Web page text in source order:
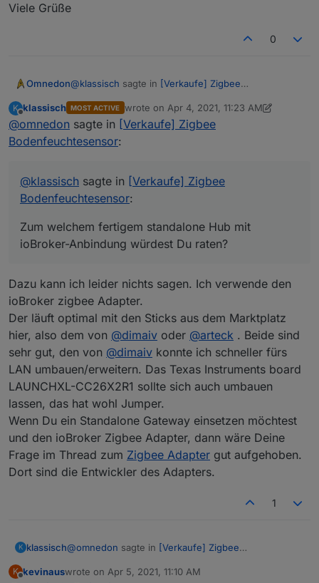
Viele Grüße
0
Omnedon@klassisch sagte in [Verkaufe] Zigbee
Hallo,
vielen Dank für die schnelle Antwort.
Zum welchem fertigem standalone Hub mit
ioBroker-Anbindung würdest Du raten?
Philips Hue? Xiaomi Gateway?
K klassisch MOST ACTIVE wrote on Apr 4, 2021, 11:23 AM
last edited by klassisch Apr 4, 2021, 1:24 PM
@omnedon sagte in [Verkaufe] Zigbee
Bodenfeuchtesensor:
@klassisch sagte in [Verkaufe] Zigbee
Bodenfeuchtesensor:
Zum welchem fertigem standalone Hub mit
ioBroker-Anbindung würdest Du raten?
Dazu kann ich leider nichts sagen. Ich verwende den
ioBroker zigbee Adapter.
Der läuft optimal mit den Sticks aus dem Marktplatz
hier, also dem von @dimaiv oder @arteck . Beide sind
sehr gut, den von @dimaiv konnte ich schneller fürs
LAN umbauen/erweitern. Das Texas Instruments board
LAUNCHXL-CC26X2R1 sollte sich auch umbauen
lassen, das hat wohl Jumper.
Wenn Du ein Standalone Gateway einsetzen möchtest
und den ioBroker Zigbee Adapter, dann wäre Deine
Frage im Thread zum Zigbee Adapter gut aufgehoben.
Dort sind die Entwickler des Adapters.
1
K klassisch@omnedon sagte in [Verkaufe] Zigbee
K kevinauswrote on Apr 5, 2021, 11:10 AM
last edited by